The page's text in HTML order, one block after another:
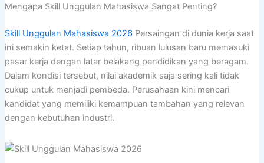
Mengapa Skill Unggulan Mahasiswa Sangat Penting?
Skill Unggulan Mahasiswa 2026 Persaingan di dunia kerja saat
ini semakin ketat. Setiap tahun, ribuan lulusan baru memasuki
pasar kerja dengan latar belakang pendidikan yang beragam.
Dalam kondisi tersebut, nilai akademik saja sering kali tidak
cukup untuk menjadi pembeda. Perusahaan kini mencari
kandidat yang memiliki kemampuan tambahan yang relevan
dengan kebutuhan industri.